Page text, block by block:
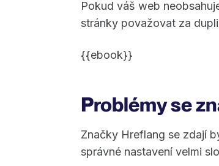
Pokud váš web
stránky považovat za
{{ebook}}
Problémy se
Značky Hreflang se zdají
správné nastavení velmi